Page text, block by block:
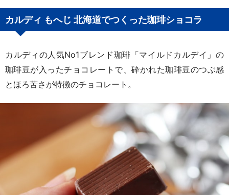
カルディ もへじ 北海道でつくった珈琲ショコラ
カルディの人気No1ブレンド珈琲「マイルドカルデイ」の
珈琲豆が入ったチョコレートで、砕かれた珈琲豆のつぶ感
とほろ苦さが特徴のチョコレート。